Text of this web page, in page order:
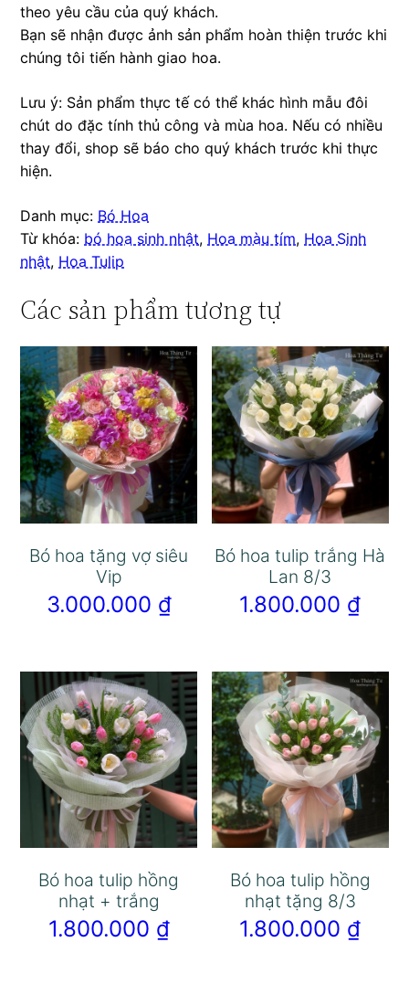
theo yêu cầu của quý khách.
Bạn sẽ nhận được ảnh sản phẩm hoàn thiện trước khi
chúng tôi tiến hành giao hoa.
Lưu ý: Sản phẩm thực tế có thể khác hình mẫu đôi
chút do đặc tính thủ công và mùa hoa. Nếu có nhiều
thay đổi, shop sẽ báo cho quý khách trước khi thực
hiện.
Danh mục: Bó Hoa
Từ khóa: bó hoa sinh nhật, Hoa màu tím, Hoa Sinh
nhật, Hoa Tulip
Các sản phẩm tương tự
Bó hoa tặng vợ siêu
Vip
3.000.000 ₫
Bó hoa tulip trắng Hà
Lan 8/3
1.800.000 ₫
Bó hoa tulip hồng
nhạt + trắng
1.800.000 ₫
Bó hoa tulip hồng
nhạt tặng 8/3
1.800.000 ₫